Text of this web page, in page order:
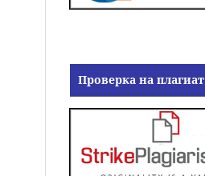
Проверка на плагиат